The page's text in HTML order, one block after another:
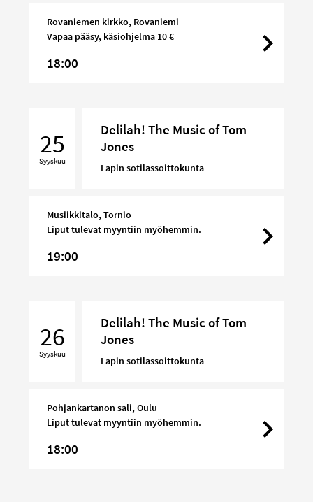
Rovaniemen kirkko, Rovaniemi
Vapaa pääsy, käsiohjelma 10 €
18:00
The
Music
25
Syyskuu
Delilah! The Music of Tom
Jones
Lapin sotilassoittokunta
Musiikkitalo, Tornio
Liput tulevat myyntiin myöhemmin.
19:00
The
Music
26
Syyskuu
Delilah! The Music of Tom
Jones
Lapin sotilassoittokunta
Pohjankartanon sali, Oulu
Liput tulevat myyntiin myöhemmin.
18:00